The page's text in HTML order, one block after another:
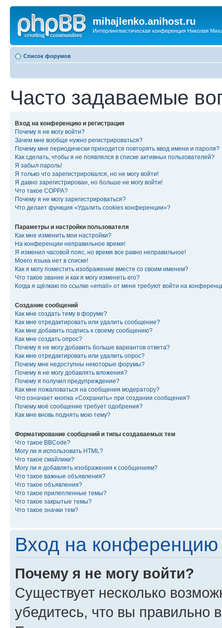
mihajlenko.anihost.ru
Интерлингвистическая конференция Николая
Список форумов
Часто задаваемые
Вход на конференцию и регистрация
Почему я не могу войти?
Зачем мне вообще нужно регистрироваться?
Почему мне периодически приходится повторять ввод имени и пароля?
Как сделать, чтобы я не появлялся в списке активных пользователей?
Я забыл пароль!
Я только что зарегистрировался, но не могу войти!
Я давно зарегистрирован, но больше не могу войти!
Что такое COPPA?
Почему я не могу зарегистрироваться?
Что делает функция «Удалить cookies конференции»?
Параметры и настройки пользователя
Как мне изменить мои настройки?
На конференции неправильное время!
Я изменил часовой пояс, но время все равно неправильное!
Моего языка нет в списке!
Как я могу поместить изображение вместе со своим именем?
Что такое звание и как я могу изменить его?
Когда я щёлкаю по ссылке «email» от меня требуют войти на
Создание сообщений
Как мне создать тему в форуме?
Как мне отредактировать или удалить сообщение?
Как мне добавить подпись к своему сообщению?
Как мне создать опрос?
Почему я не могу добавить больше вариантов ответа?
Как мне отредактировать или удалить опрос?
Почему мне недоступны некоторые форумы?
Почему я не могу добавлять вложения?
Почему я получил предупреждение?
Как мне пожаловаться на сообщения модератору?
Что означает кнопка «Сохранить» при создании сообщения?
Почему моё сообщение требует одобрения?
Как мне вновь поднять мою тему?
Форматирование сообщений и типы создаваемых тем
Что такое BBCode?
Могу ли я использовать HTML?
Что такое смайлики?
Могу ли я добавлять изображения к сообщениям?
Что такое важные объявления?
Что такое объявления?
Что такое прилепленные темы?
Что такое закрытые темы?
Что такое значки тем?
Вход на конференцию
Почему я не могу войти?
Существует несколько
убедитесь, что вы правильно